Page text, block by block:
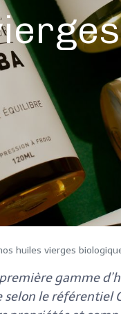
huiles vierges
gamme
le référentiel